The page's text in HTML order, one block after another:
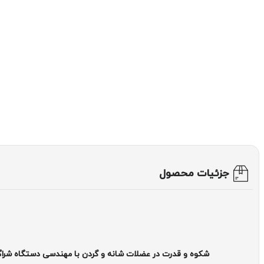
جزئیات محصول
شکوه و قدرت در عضلات شانه و گردن با مهندسی دستگاه